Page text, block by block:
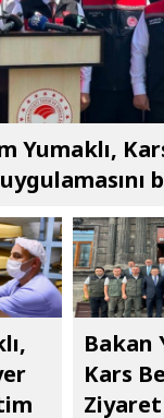
Yumaklı,
Bakan
Kars